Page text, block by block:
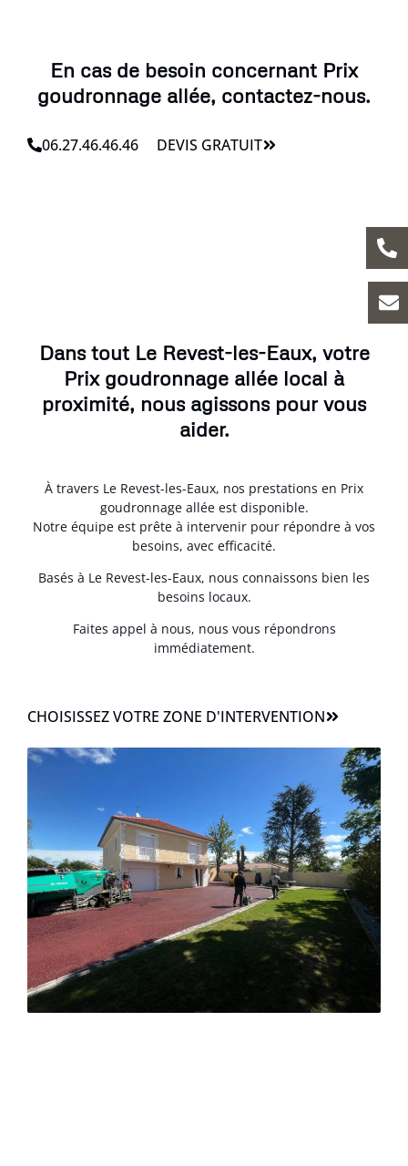
En cas de besoin concernant Prix
goudronnage allée, contactez-nous.
06.27.46.46.46 DEVIS GRATUIT
Dans tout Le Revest-les-Eaux, votre
Prix goudronnage allée local à
proximité, nous agissons pour vous
aider.
À travers Le Revest-les-Eaux, nos prestations en Prix
goudronnage allée est disponible.
Notre équipe est prête à intervenir pour répondre à vos
besoins, avec efficacité.
Basés à Le Revest-les-Eaux, nous connaissons bien les
besoins locaux.
Faites appel à nous, nous vous répondrons
immédiatement.
CHOISISSEZ VOTRE ZONE D'INTERVENTION